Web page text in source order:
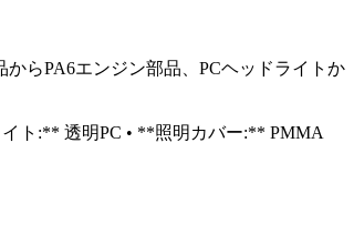
らPA6エンジン部品、PCヘッドライトか
ト:** 透明PC • **照明カバー:** PMMA